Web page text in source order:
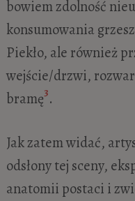
bowiem zdolność
konsumowania
Piekło, ale również
wejście/drzwi,
bramę3.
Jak zatem widać,
odsłony tej sceny,
anatomii postaci i